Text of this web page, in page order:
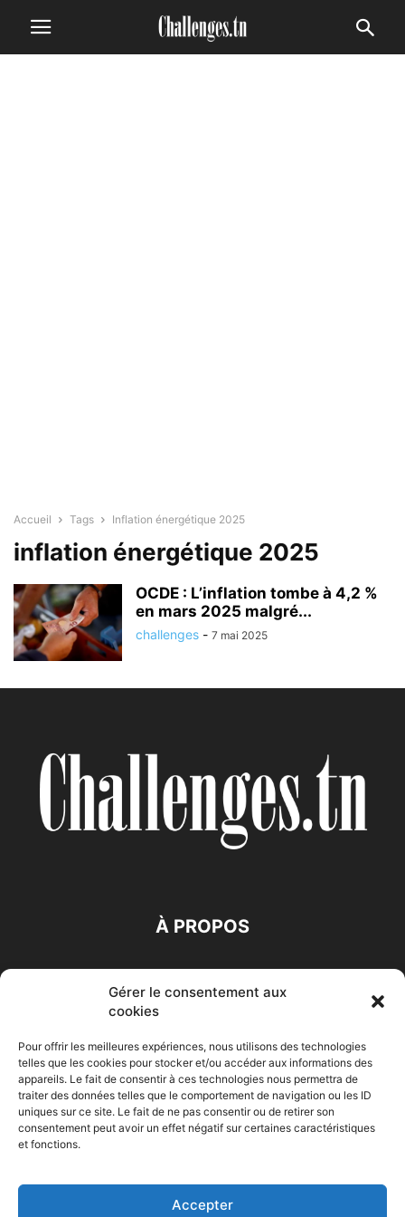
Gérer le consentement aux
cookies
Pour offrir les meilleures expériences, nous utilisons des technologies
telles que les cookies pour stocker et/ou accéder aux informations des
appareils. Le fait de consentir à ces technologies nous permettra de
traiter des données telles que le comportement de navigation ou les ID
uniques sur ce site. Le fait de ne pas consentir ou de retirer son
consentement peut avoir un effet négatif sur certaines caractéristiques
et fonctions.
Accepter
Accueil Tags Inflation énergétique 2025
inflation énergétique 2025
OCDE : L’inflation tombe à 4,2 %
en mars 2025 malgré...
challenges - 7 mai 2025
À PROPOS
Accueil Economie Entreprises Entrepreneur
Maghreb